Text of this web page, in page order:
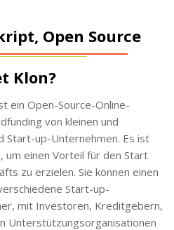
Open Source
Klon?
ein Open-Source-Online-
von kleinen und
Start-up-Unternehmen. Es ist
um einen Vorteil für den Start
zu erzielen. Sie können einen
Start-up-
mit Investoren, Kreditgebern,
Unterstützungsorganisationen